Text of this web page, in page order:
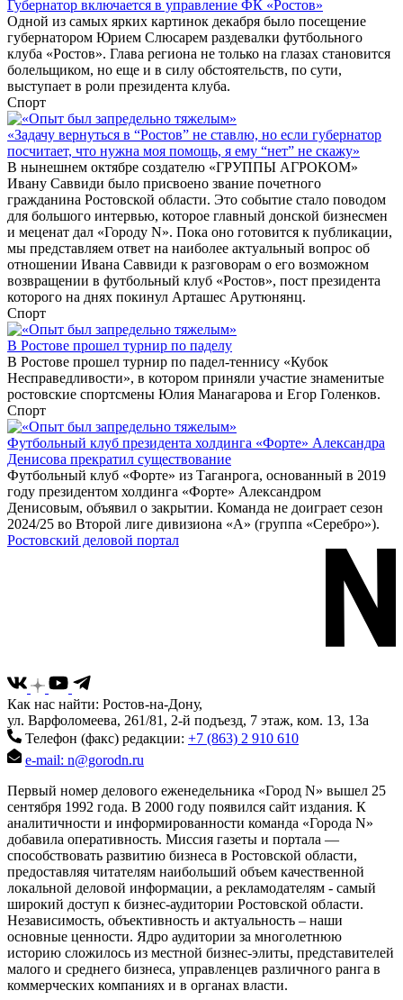
Губернатор включается в управление ФК «Ростов»
Одной из самых ярких картинок декабря было посещение
губернатором Юрием Слюсарем раздевалки футбольного
клуба «Ростов». Глава региона не только на глазах становится
болельщиком, но еще и в силу обстоятельств, по сути,
выступает в роли президента клуба.
Спорт
«Задачу вернуться в “Ростов” не ставлю, но если губернатор
посчитает, что нужна моя помощь, я ему “нет” не скажу»
В нынешнем октябре создателю «ГРУППЫ АГРОКОМ»
Ивану Саввиди было присвоено звание почетного
гражданина Ростовской области. Это событие стало поводом
для большого интервью, которое главный донской бизнесмен
и меценат дал «Городу N». Пока оно готовится к публикации,
мы представляем ответ на наиболее актуальный вопрос об
отношении Ивана Саввиди к разговорам о его возможном
возвращении в футбольный клуб «Ростов», пост президента
которого на днях покинул Арташес Арутюнянц.
Спорт
В Ростове прошел турнир по паделу
В Ростове прошел турнир по падел-теннису «Кубок
Несправедливости», в котором приняли участие знаменитые
ростовские спортсмены Юлия Манагарова и Егор Голенков.
Спорт
Футбольный клуб президента холдинга «Форте» Александра
Денисова прекратил существование
Футбольный клуб «Форте» из Таганрога, основанный в 2019
году президентом холдинга «Форте» Александром
Денисовым, объявил о закрытии. Команда не доиграет сезон
2024/25 во Второй лиге дивизиона «А» (группа «Серебро»).
Ростовский деловой портал
Как нас найти: Ростов-на-Дону,
ул. Варфоломеева, 261/81, 2-й подъезд, 7 этаж, ком. 13, 13а
Телефон (факс) редакции: +7 (863) 2 910 610
e-mail: n@gorodn.ru
Первый номер делового еженедельника «Город N» вышел 25
сентября 1992 года. В 2000 году появился сайт издания. К
аналитичности и информированности команда «Города N»
добавила оперативность. Миссия газеты и портала —
способствовать развитию бизнеса в Ростовской области,
предоставляя читателям наибольший объем качественной
локальной деловой информации, а рекламодателям - самый
широкий доступ к бизнес-аудитории Ростовской области.
Независимость, объективность и актуальность – наши
основные ценности. Ядро аудитории за многолетнюю
историю сложилось из местной бизнес-элиты, представителей
малого и среднего бизнеса, управленцев различного ранга в
коммерческих компаниях и в органах власти.